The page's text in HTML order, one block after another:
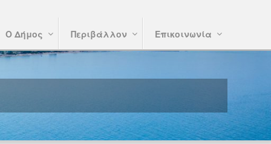
Ο Δήμος Περιβάλλον Επικοινωνία